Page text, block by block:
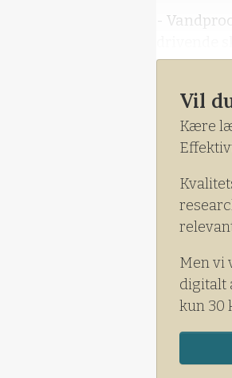
-
På
Vil
Kære
Men vi
digitalt
kun 30